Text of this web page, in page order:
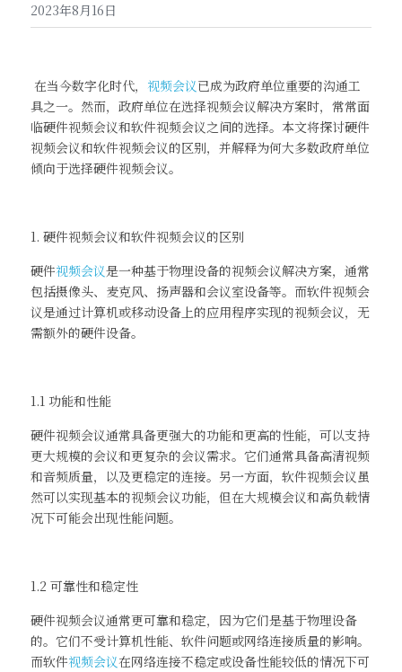
音视频会议平板（MeetBox T系列）
2023年8月16日
在当今数字化时代， 视频会议已成为政府单位重要的沟通工
具之一。然而，政府单位在选择视频会议解决方案时，常常面
临硬件视频会议和软件视频会议之间的选择。本文将探讨硬件
视频会议和软件视频会议的区别，并解释为何大多数政府单位
倾向于选择硬件视频会议。
1. 硬件视频会议和软件视频会议的区别
硬件视频会议是一种基于物理设备的视频会议解决方案，通常
包括摄像头、麦克风、扬声器和会议室设备等。而软件视频会
议是通过计算机或移动设备上的应用程序实现的视频会议，无
需额外的硬件设备。
1.1 功能和性能
硬件视频会议通常具备更强大的功能和更高的性能，可以支持
更大规模的会议和更复杂的会议需求。它们通常具备高清视频
和音频质量，以及更稳定的连接。另一方面，软件视频会议虽
然可以实现基本的视频会议功能，但在大规模会议和高负载情
况下可能会出现性能问题。
1.2 可靠性和稳定性
硬件视频会议通常更可靠和稳定，因为它们是基于物理设备
的。它们不受计算机性能、软件问题或网络连接质量的影响。
而软件视频会议在网络连接不稳定或设备性能较低的情况下可